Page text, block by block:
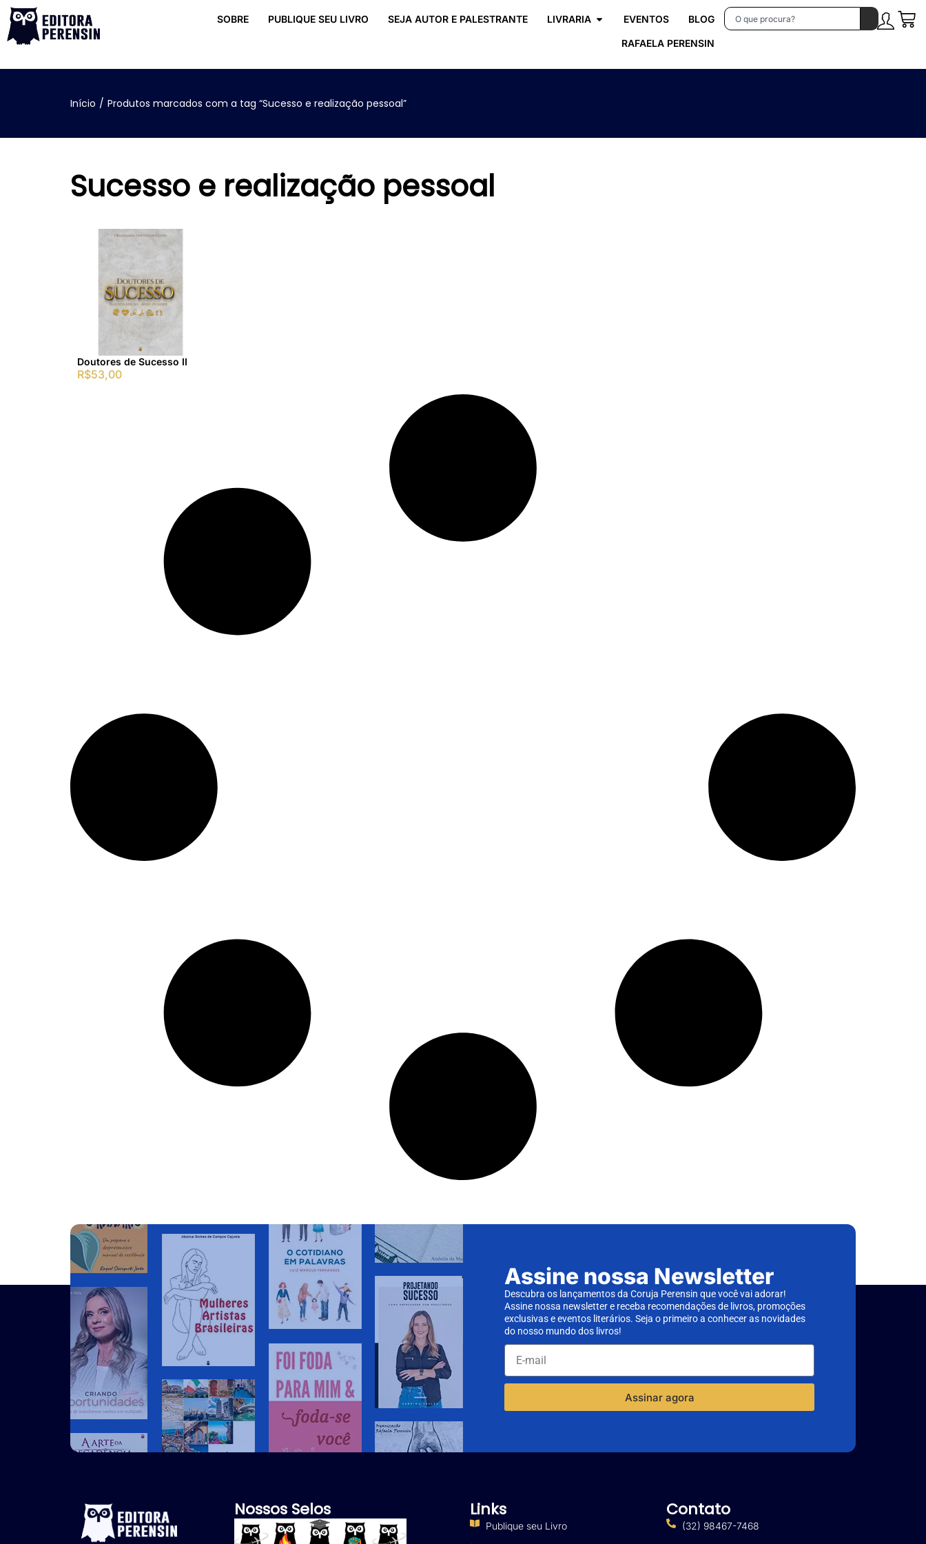
SOBRE PUBLIQUE SEU LIVRO SEJA AUTOR E PALESTRANTE LIVRARIA EVENTOS BLOG
RAFAELA PERENSIN
Início / Produtos marcados com a tag “Sucesso e realização pessoal”
Sucesso e realização pessoal
Doutores de Sucesso II
R$53,00
Assine nossa Newsletter
Descubra os lançamentos da Coruja Perensin que você vai adorar!
Assine nossa newsletter e receba recomendações de livros, promoções
exclusivas e eventos literários. Seja o primeiro a conhecer as novidades
do nosso mundo dos livros!
Assinar agora
Nossos Selos Links
Publique seu Livro
Contato
(32) 98467-7468